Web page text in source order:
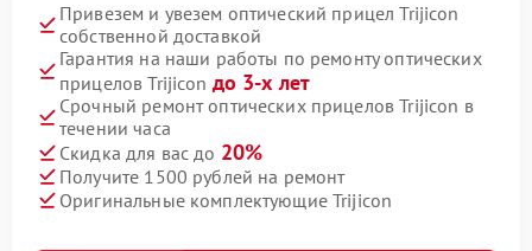
Привезем и увезем оптический прицел Trijicon
собственной доставкой
Гарантия на наши работы по ремонту оптических
прицелов Trijicon до 3-х лет
Срочный ремонт оптических прицелов Trijicon в
течении часа
Скидка для вас до 20%
Получите 1500 рублей на ремонт
Оригинальные комплектующие Trijicon